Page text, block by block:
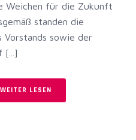
Weichen für die Zukunft
standen die
Vorstands sowie der
[...]
WEITER LESEN